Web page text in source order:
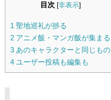
目次 [非表示]
1 聖地巡礼が捗る
2 アニメ飯・マンガ飯が集まる
3 あのキャラクターと同じもの
4 ユーザー投稿も編集も